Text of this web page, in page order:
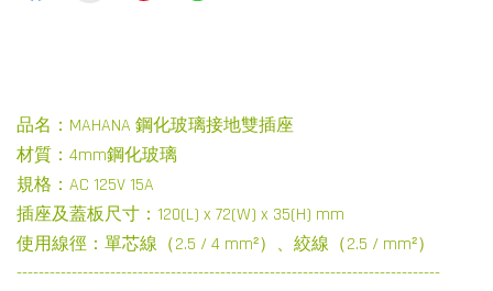
品名：MAHANA 鋼化玻璃接地雙插座
材質：4mm鋼化玻璃
規格：AC 125V 15A
插座及蓋板尺寸：120(L) x 72(W) x 35(H) mm
使用線徑：單芯線（2.5 / 4 mm²）、絞線（2.5 / mm²）
-----------------------------------------------------------------------------